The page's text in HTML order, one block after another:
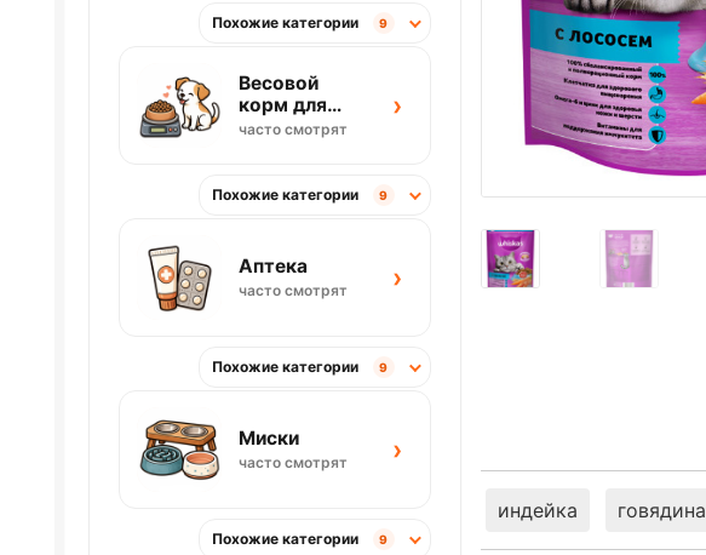
индейка говядина
Похожие категории 9
Весовой
корм для
собак
часто смотрят
›
Похожие категории 9
Аптека
часто смотрят ›
Похожие категории 9
Миски
часто смотрят ›
Похожие категории 9